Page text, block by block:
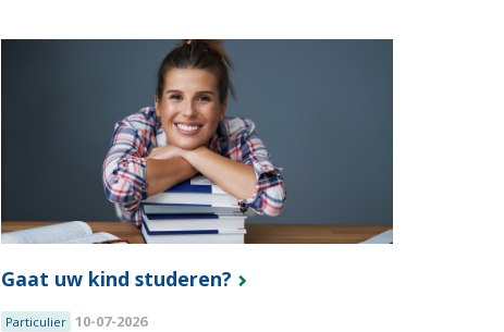
Gaat uw kind studeren?
Particulier 10-07-2026